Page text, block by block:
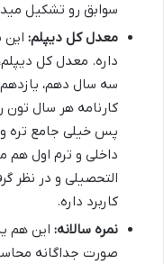
سوابق رو تشکیل
معدل کل دیپلم:
داره. معدل کل
سه سال دهم،
کارنامه هر سال
پس خیلی جامع تره و
داخلی و ترم اول هم
التحصیلی و در نظر
کاربرد داره.
نمره سالانه: این هم
صورت جداگانه